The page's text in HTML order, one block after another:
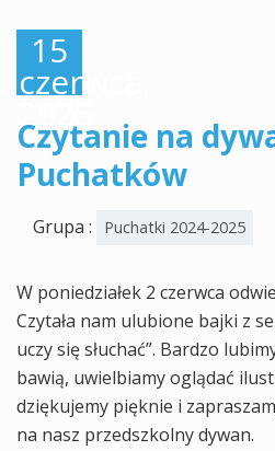
15
czerwca,
2025
Czytanie na
Puchatków
Grupa : Puchatki 2024-2025
W poniedziałek 2 czerwca
Czytała nam ulubione bajki z
uczy się słuchać”. Bardzo
bawią, uwielbiamy oglądać
dziękujemy pięknie i
na nasz przedszkolny dywan.